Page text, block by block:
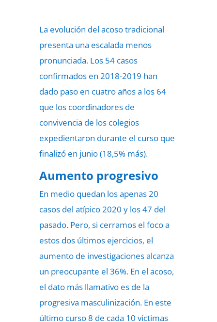
La evolución del acoso tradicional
presenta una escalada menos
pronunciada. Los 54 casos
confirmados en 2018-2019 han
dado paso en cuatro años a los 64
que los coordinadores de
convivencia de los colegios
expedientaron durante el curso que
finalizó en junio (18,5% más).
Aumento progresivo
En medio quedan los apenas 20
casos del atípico 2020 y los 47 del
pasado. Pero, si cerramos el foco a
estos dos últimos ejercicios, el
aumento de investigaciones alcanza
un preocupante el 36%. En el acoso,
el dato más llamativo es de la
progresiva masculinización. En este
último curso 8 de cada 10 víctimas